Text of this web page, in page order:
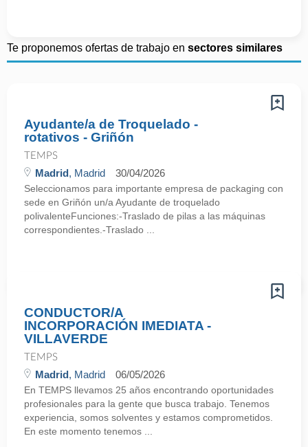
Te proponemos ofertas de trabajo en sectores similares
Ayudante/a de Troquelado -
rotativos - Griñón
TEMPS
Madrid, Madrid 30/04/2026
Seleccionamos para importante empresa de packaging con
sede en Griñón un/a Ayudante de troquelado
polivalenteFunciones:-Traslado de pilas a las máquinas
correspondientes.-Traslado ...
CONDUCTOR/A
INCORPORACIÓN IMEDIATA -
VILLAVERDE
TEMPS
Madrid, Madrid 06/05/2026
En TEMPS llevamos 25 años encontrando oportunidades
profesionales para la gente que busca trabajo. Tenemos
experiencia, somos solventes y estamos comprometidos.
En este momento tenemos ...